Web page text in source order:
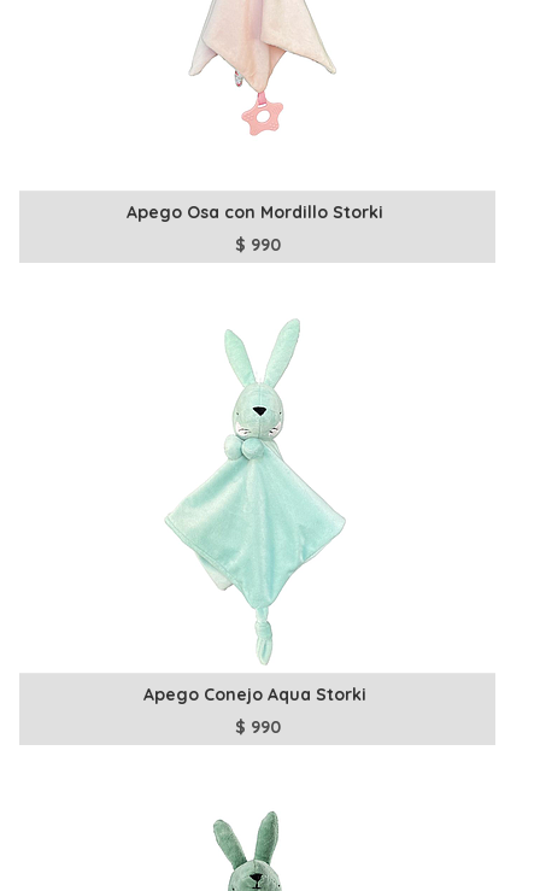
Apego Osa con Mordillo Storki
$ 990
Apego Conejo Aqua Storki
$ 990